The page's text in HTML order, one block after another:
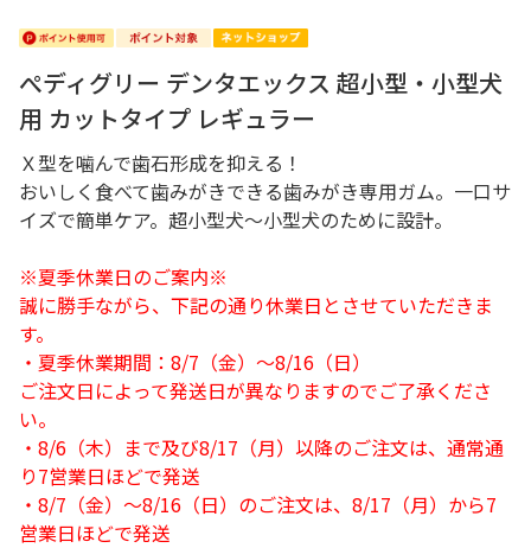
ぺディグリー デンタエックス 超小型・小型犬
用 カットタイプ レギュラー
Ｘ型を噛んで歯石形成を抑える！
おいしく食べて歯みがきできる歯みがき専用ガム。一口サ
イズで簡単ケア。超小型犬～小型犬のために設計。
※夏季休業日のご案内※
誠に勝手ながら、下記の通り休業日とさせていただきま
す。
・夏季休業期間：8/7（金）～8/16（日）
ご注文日によって発送日が異なりますのでご了承くださ
い。
・8/6（木）まで及び8/17（月）以降のご注文は、通常通
り7営業日ほどで発送
・8/7（金）～8/16（日）のご注文は、8/17（月）から7
営業日ほどで発送